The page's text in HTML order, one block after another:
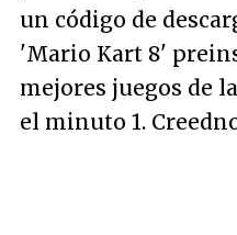
un código de
'Mario Kart 8'
mejores juegos de
el minuto 1.